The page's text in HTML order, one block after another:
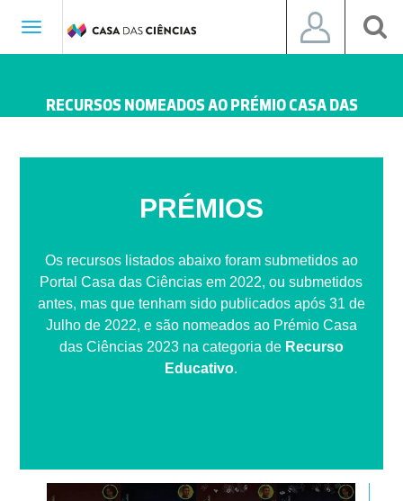
Toggle
RECURSOS NOMEADOS AO PRÉMIO CASA DAS
PRÉMIOS
Os recursos listados abaixo foram submetidos ao
Portal Casa das Ciências em 2022, ou submetidos
antes, mas que tenham sido publicados após 31 de
Julho de 2022, e são nomeados ao Prémio Casa
das Ciências 2023 na categoria de Recurso
Educativo.